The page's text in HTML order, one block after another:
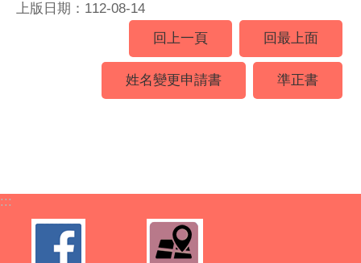
上版日期：112-08-14
回上一頁
回最上面
姓名變更申請書 準正書
:::